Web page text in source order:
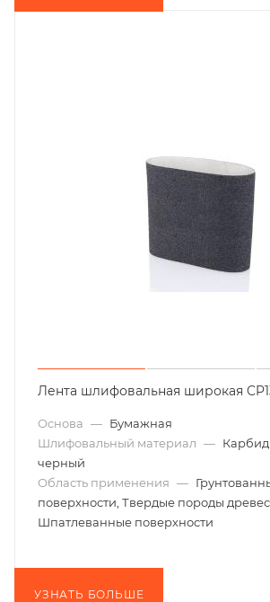
Лента шлифовальная широкая
Основа — Бумажная
Шлифовальный материал —
черный
Область применения —
поверхности, Твердые породы
Шпатлеванные поверхности
УЗНАТЬ БОЛЬШЕ